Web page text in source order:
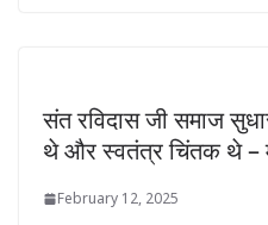
संत रविदास जी समाज
थे और स्वतंत्र चिंतक थे –
February 12, 2025